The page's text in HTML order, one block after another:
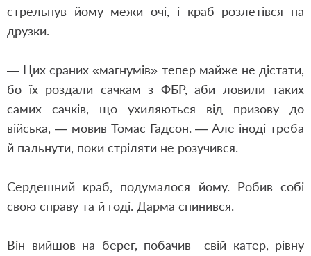
стрельнув йому межи очі, і краб розлетівся на
друзки.
— Цих сраних «магнумів» тепер майже не дістати,
бо їх роздали сачкам з ФБР, аби ловили таких
самих сачків, що ухиляються від призову до
війська, — мовив Томас Гадсон. — Але іноді треба
й пальнути, поки стріляти не розучився.
Сердешний краб, подумалося йому. Робив собі
свою справу та й годі. Дарма спинився.
Він вийшов на берег, побачив
свій катер, рівну